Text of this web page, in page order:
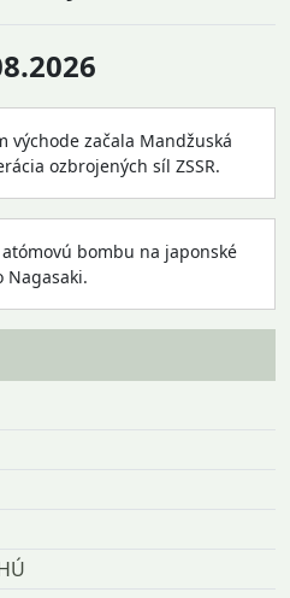
východe začala Mandžuská
ozbrojených síl ZSSR.
bombu na japonské
Nagasaki.